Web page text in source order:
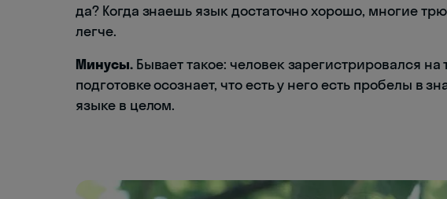
да? Когда знаешь язык достаточно хорошо, многие
легче.
Минусы.Бывает такое: человек зарегистрировался
подготовке осознает, что есть у него есть пробелы в
языке в целом.